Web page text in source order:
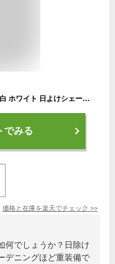
DOUBLE3 DW6100 ランニングキャップ 白 ホワイト 日よけシェード付き 収納可 2WAY 日よけカバー付 ネックガード 付き 帽子 UVカット 男女兼用 スポーツ ランニング ゴルフ 釣り帽子 首ひよけ 首焼け メンズ レディス 日焼け対策 熱中症 テニス 送料無料 父の日 プレゼント
でみる
価格と在庫を楽天でチェック >>
何でしょうか？日除け
デニングほど重装備で